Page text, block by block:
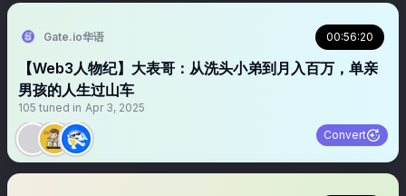
Gate.io华语 00:56:20
【Web3人物纪】大表哥：从洗头小弟到月入百万，单亲
男孩的人生过山车
105 tuned in Apr 3, 2025
Convert